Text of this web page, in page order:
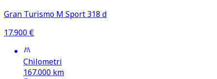
Gran Turismo M Sport 318 d
17.900 €
Chilometri
167.000 km